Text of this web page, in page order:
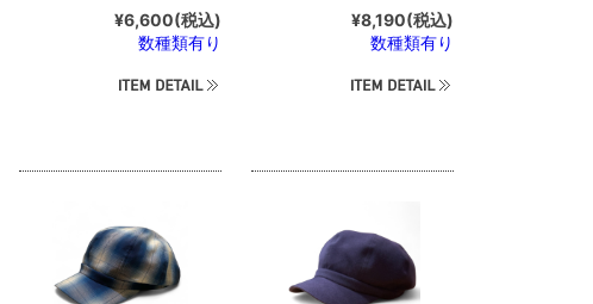
¥6,600(税込)
数種類有り
¥8,190(税込)
数種類有り